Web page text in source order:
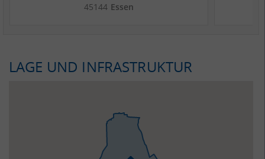
45144 Essen
LAGE UND INFRASTRUKTUR